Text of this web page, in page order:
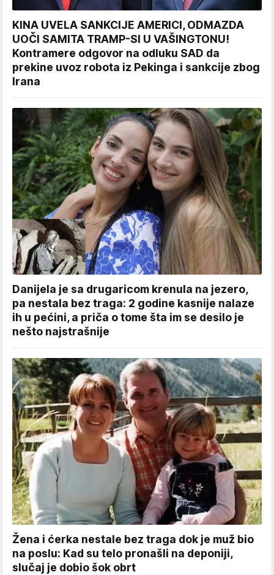
KINA UVELA SANKCIJE AMERICI, ODMAZDA
UOČI SAMITA TRAMP-SI U VAŠINGTONU!
Kontramere odgovor na odluku SAD da
prekine uvoz robota iz Pekinga i sankcije zbog
Irana
Danijela je sa drugaricom krenula na jezero,
pa nestala bez traga: 2 godine kasnije nalaze
ih u pećini, a priča o tome šta im se desilo je
nešto najstrašnije
Žena i ćerka nestale bez traga dok je muž bio
na poslu: Kad su telo pronašli na deponiji,
slučaj je dobio šok obrt